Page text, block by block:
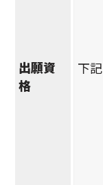
出願資
格
下